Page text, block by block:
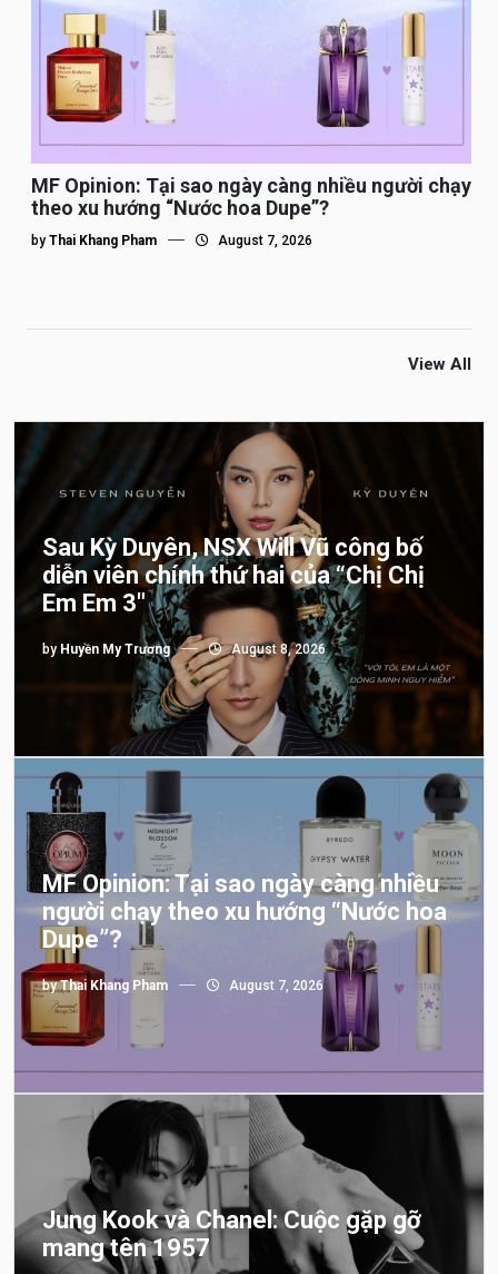
MF Opinion: Tại sao ngày càng nhiều người chạy
theo xu hướng “Nước hoa Dupe”?
by Thai Khang Pham August 7, 2026
View All
Sau Kỳ Duyên, NSX Will Vũ công bố
diễn viên chính thứ hai của “Chị Chị
Em Em 3″
by Huyền My Trương August 8, 2026
MF Opinion: Tại sao ngày càng nhiều
người chạy theo xu hướng “Nước hoa
Dupe”?
byThai Khang Pham August 7, 2026
Jung Kook và Chanel: Cuộc gặp gỡ
mang tên 1957